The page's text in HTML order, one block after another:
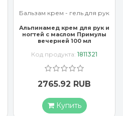
Бальзам крем - гель для рук
Альпинамед крем для рук и
ногтей с маслом Примулы
вечерней 100 мл
Код продукта: 1811321
2765.92 RUB
Купить